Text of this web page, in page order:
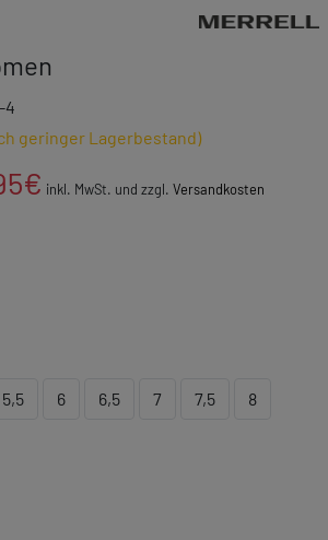
Link zur
4
geringer Lagerbestand)
€ inkl. MwSt. und zzgl. Versandkosten
5,5 6 6,5 7 7,5 8